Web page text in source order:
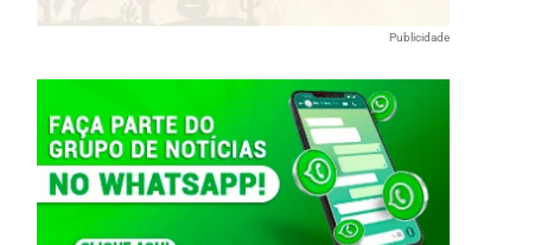
Publicidade